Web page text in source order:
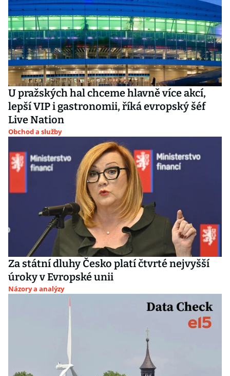
U pražských hal chceme hlavně více akcí,
lepší VIP i gastronomii, říká evropský šéf
Live Nation
Obchod a služby
Za státní dluhy Česko platí čtvrté nejvyšší
úroky v Evropské unii
Názory a analýzy